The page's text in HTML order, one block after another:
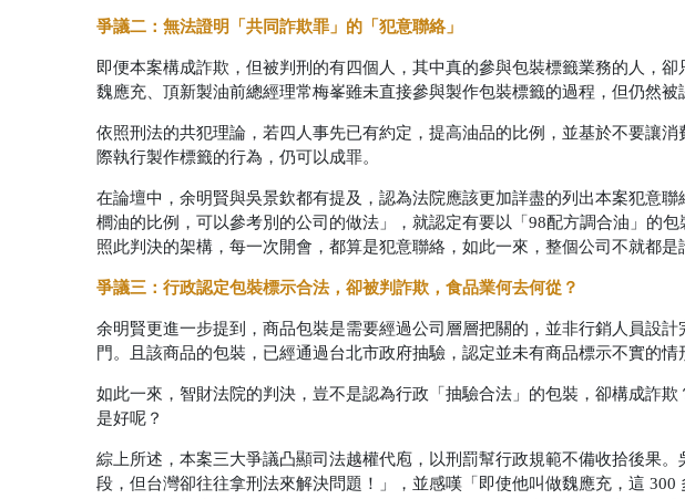
爭議二：無法證明「共同詐欺罪」的「犯意聯絡」
即便本案構成詐欺，但被判刑的有四個人，其中真的參與包裝標籤業務的人，
魏應充、頂新製油前總經理常梅峯雖未直接參與製作包裝標籤的過程，但仍然被
依照刑法的共犯理論，若四人事先已有約定，提高油品的比例，並基於不要讓
際執行製作標籤的行為，仍可以成罪。
在論壇中， 余明賢與吳景欽都有提及，認為法院應該更加詳盡的列出本案犯意
櫚油的比例，可以參考別的公司的做法」，就認定有要以「98配方調合油」的
照此判決的架構，每一次開會，都算是犯意聯絡，如此一來，整個公司不就都是
爭議三：行政認定包裝標示合法，卻被判詐欺，食品業何去何從？
余明賢更進一步提到，商品包裝是需要經過公司層層把關的，並非行銷人員設
門。且該商品的包裝，已經通過台北市政府抽驗，認定並未有商品標示不實的
如此一來，智財法院的判決，豈不是認為行政「抽驗合法」的包裝，卻構成詐
是好呢？
綜上所述，本案三大爭議凸顯司法越權代庖，以刑罰幫行政規範不備收拾後果
段，但台灣卻往往拿刑法來解決問題！」，並感嘆「即使他叫做魏應充，這